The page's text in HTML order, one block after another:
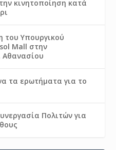
κινητοποίηση κατά
Υπουργικού
Mall στην
Αθανασίου
τα ερωτήματα για το
Πολιτών για